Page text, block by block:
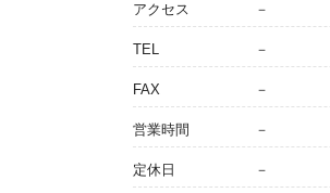
アクセス －
TEL －
FAX －
営業時間 －
定休日 －